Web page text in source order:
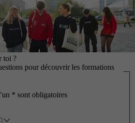
toi ?
pour découvrir les formations
* sont obligatoires